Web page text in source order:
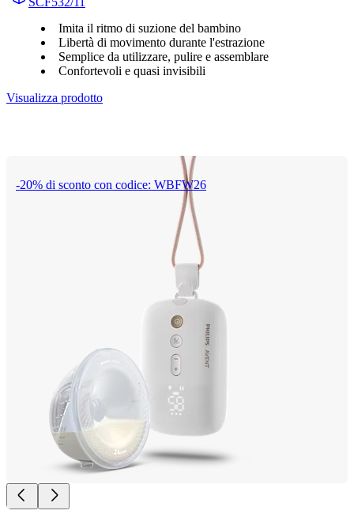
Imita il ritmo di suzione del bambino
Libertà di movimento durante l'estrazione
Semplice da utilizzare, pulire e assemblare
Confortevoli e quasi invisibili
Visualizza prodotto
-20% di sconto con codice: WBFW26